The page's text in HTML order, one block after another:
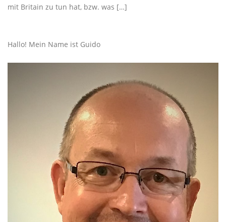
mit Britain zu tun hat, bzw. was […]
Hallo! Mein Name ist Guido